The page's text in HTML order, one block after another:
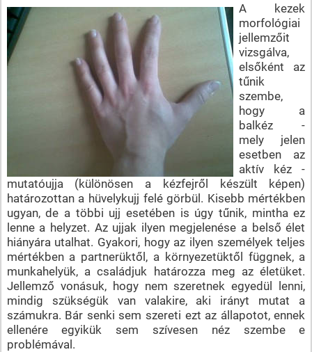
A kezek
morfológiai
jellemzőit
vizsgálva,
elsőként az
tűnik
szembe,
hogy a
balkéz -
mely jelen
esetben az
aktív kéz -
mutatóujja (különösen a kézfejről készült képen)
határozottan a hüvelykujj felé görbül. Kisebb mértékben
ugyan, de a többi ujj esetében is úgy tűnik, mintha ez
lenne a helyzet. Az ujjak ilyen megjelenése a belső élet
hiányára utalhat. Gyakori, hogy az ilyen személyek teljes
mértékben a partnerüktől, a környezetüktől függnek, a
munkahelyük, a családjuk határozza meg az életüket.
Jellemző vonásuk, hogy nem szeretnek egyedül lenni,
mindig szükségük van valakire, aki irányt mutat a
számukra. Bár senki sem szereti ezt az állapotot, ennek
ellenére egyikük sem szívesen néz szembe e
problémával.